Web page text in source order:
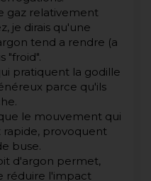
gaz relativement
je dirais qu'une
tend a rendre (a
"froid".
pratiquent la godille
parce qu'ils
le mouvement qui
rapide, provoquent
buse.
d'argon permet,
réduire l'impact